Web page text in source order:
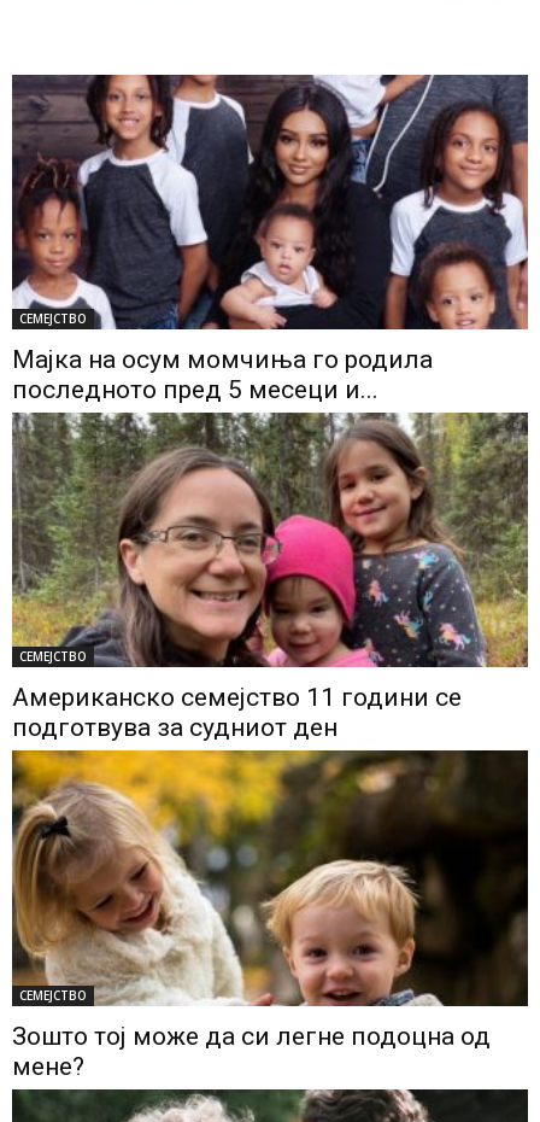
СЕМЕЈСТВО
Мајка на осум момчиња го родила
последното пред 5 месеци и...
СЕМЕЈСТВО
Американско семејство 11 години се
подготвува за судниот ден
СЕМЕЈСТВО
Зошто тој може да си легне подоцна од
мене?